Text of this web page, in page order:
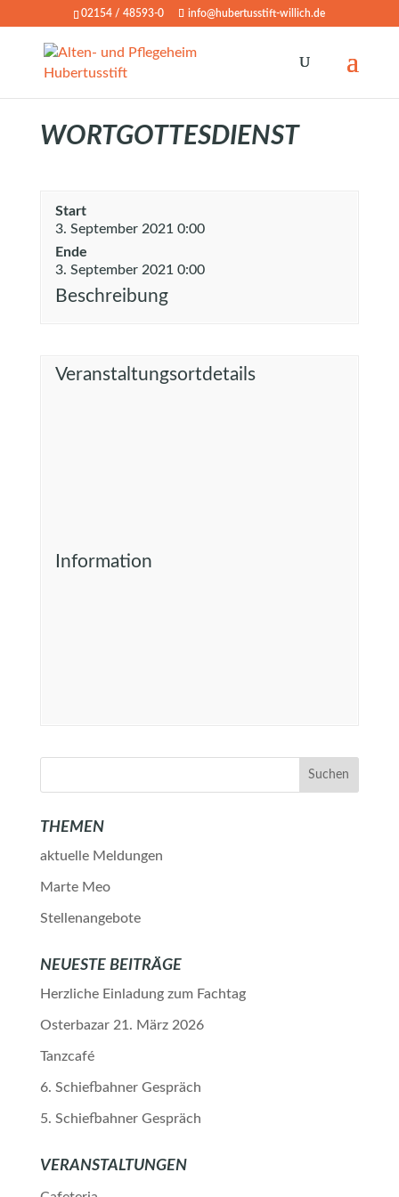
02154 / 48593-0 info@hubertusstift-willich.de
WORTGOTTESDIENST
Start
3. September 2021 0:00
Ende
3. September 2021 0:00
Beschreibung
Veranstaltungsortdetails
Information
THEMEN
aktuelle Meldungen
Marte Meo
Stellenangebote
NEUESTE BEITRÄGE
Herzliche Einladung zum Fachtag
Osterbazar 21. März 2026
Tanzcafé
6. Schiefbahner Gespräch
5. Schiefbahner Gespräch
VERANSTALTUNGEN